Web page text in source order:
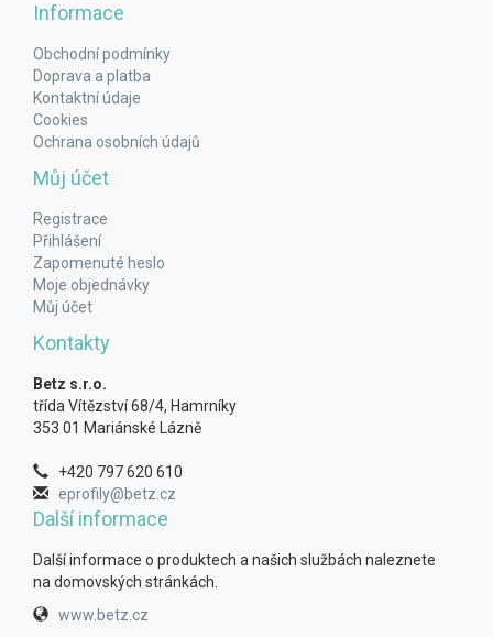
Informace
Obchodní podmínky
Doprava a platba
Kontaktní údaje
Cookies
Ochrana osobních údajů
Můj účet
Registrace
Přihlášení
Zapomenuté heslo
Moje objednávky
Můj účet
Kontakty
Betz s.r.o.
třída Vítězství 68/4, Hamrníky
353 01 Mariánské Lázně
+420 797 620 610
eprofily@betz.cz
Další informace
Další informace o produktech a našich službách naleznete
na domovských stránkách.
www.betz.cz